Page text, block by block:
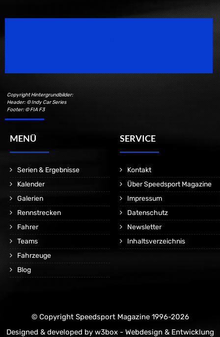
Copyright Hintergrundbilder:
Header: © Indy Car Series
Footer: © FIA F3
MENÜ
Serien & Ergebnisse
Kalender
Galerien
Rennstrecken
Fahrer
Teams
Fahrzeuge
Blog
SERVICE
Kontakt
Über Speedsport Magazine
Impressum
Datenschutz
Newsletter
Inhaltsverzeichnis
© Copyright Speedsport Magazine 1996-2026
Designed & developed by w3box - Webdesign & Entwicklung